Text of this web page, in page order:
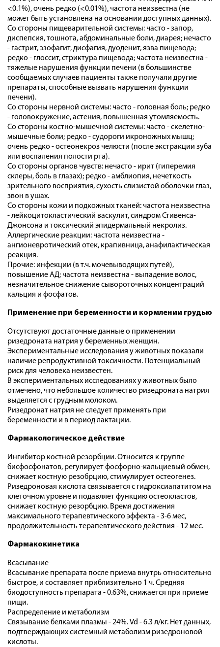
<0.1%), очень редко (<0.01%), частота неизвестна (не
может быть установлена на основании доступных данных).
Со стороны пищеварительной системы: часто - запор,
диспепсия, тошнота, абдоминальные боли, диарея; нечасто
- гастрит, эзофагит, дисфагия, дуоденит, язва пищевода;
редко - глоссит, стриктура пищевода; частота неизвестна -
тяжелые нарушения функции печени (в большинстве
сообщаемых случаев пациенты также получали другие
препараты, способные вызвать нарушения функции
печени).
Со стороны нервной системы: часто - головная боль; редко
- головокружение, астения, повышенная утомляемость.
Со стороны костно-мышечной системы: часто - скелетно-
мышечные боли; редко - судороги икроножных мышц;
очень редко - остеонекроз челюсти (после экстракции зуба
или воспаления полости рта).
Со стороны органов чувств: нечасто - ирит (гиперемия
склеры, боль в глазах); редко - амблиопия, нечеткость
зрительного восприятия, сухость слизистой оболочки глаз,
звон в ушах.
Со стороны кожи и подкожных тканей: частота неизвестна
- лейкоцитокластический васкулит, синдром Стивенса-
Джонсона и токсический эпидермальный некролиз.
Аллергические реакции: частота неизвестна -
ангионевротический отек, крапивница, анафилактическая
реакция.
Прочие: инфекции (в т.ч. мочевыводящих путей),
повышение АД; частота неизвестна - выпадение волос,
незначительное снижение сывороточных концентраций
кальция и фосфатов.
Применение при беременности и кормлении грудью
Отсутствуют достаточные данные о применении
ризедроната натрия у беременных женщин.
Экспериментальные исследования у животных показали
наличие репродуктивной токсичности. Потенциальный
риск для человека неизвестен.
В экспериментальных исследованиях у животных было
отмечено, что небольшое количество ризедроната натрия
выделяется с грудным молоком.
Ризедронат натрия не следует применять при
беременности и в период лактации.
Фармакологическое действие
Ингибитор костной резорбции. Относится к группе
бисфосфонатов, регулирует фосфорно-кальциевый обмен,
снижает костную резобрцию, стимулирует остеогенез.
Ризедроновая кислота связывается с гидроксиапатитом на
клеточном уровне и подавляет функцию остеокластов,
снижает костную резорбцию. Время достижения
максимального терапевтического эффекта - 3-6 мес,
продолжительность терапевтического действия - 12 мес.
Фармакокинетика
Всасывание
Всасывание препарата после приема внутрь относительно
быстрое, и составляет приблизительно 1 ч. Средняя
биодоступность препарата - 0.63%, снижается при приеме
пищи.
Распределение и метаболизм
Связывание белками плазмы - 24%. Vd - 6.3 л/кг. Нет данных,
подтверждающих системный метаболизм ризедроновой
кислоты.